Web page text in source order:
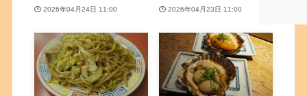
2026年04月24日 11:00 2026年04月23日 11:00